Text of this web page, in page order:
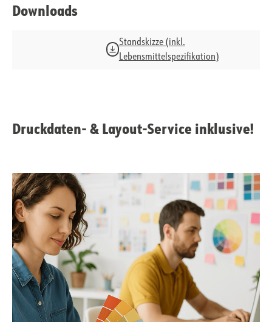
Downloads
Standskizze (inkl.
Lebensmittelspezifikation)
Druckdaten- & Layout-Service inklusive!